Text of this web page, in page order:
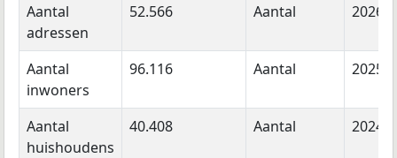
Aantal
adressen
52.566 Aantal 2026
Aantal
inwoners
96.116 Aantal 2025
Aantal
huishoudens
40.408 Aantal 2024